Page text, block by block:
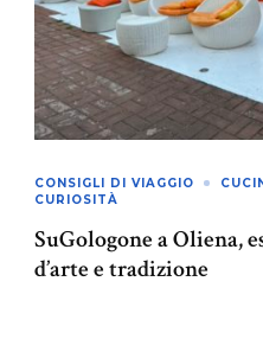
CONSIGLI DI VIAGGIO
CURIOSITÀ
SuGologone a Oliena,
d’arte e tradizione